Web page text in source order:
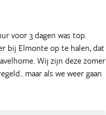
voor 3 dagen was top.
bij Elmonte op te halen, dat
Wij zijn deze zomer
maar als we weer gaan